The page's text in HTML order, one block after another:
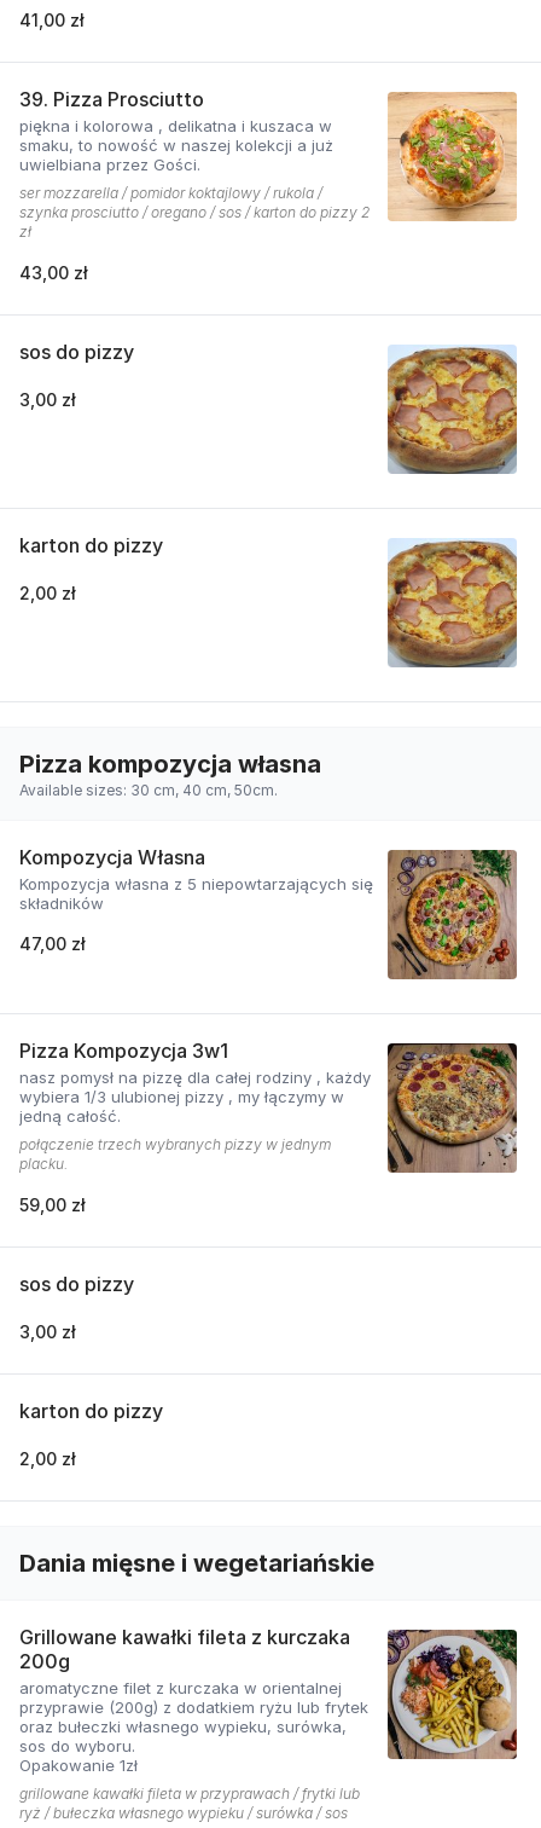
grillowanego boczku. Jest to pizza dla
boją się poznawać nowych połączeń.
41,00 zł
39. Pizza Prosciutto
piękna i kolorowa , delikatna i kuszaca w
smaku, to nowość w naszej kolekcji a już
uwielbiana przez Gości.
ser mozzarella / pomidor koktajlowy / rukola /
szynka prosciutto / oregano / sos / karton do pizzy 2
zł
43,00 zł
sos do pizzy
3,00 zł
karton do pizzy
2,00 zł
Pizza kompozycja własna
Available sizes: 30 cm, 40 cm, 50cm.
Kompozycja Własna
Kompozycja własna z 5 niepowtarzających się
składników
47,00 zł
Pizza Kompozycja 3w1
nasz pomysł na pizzę dla całej rodziny , każdy
wybiera 1/3 ulubionej pizzy , my łączymy w
jedną całość.
połączenie trzech wybranych pizzy w jednym
placku.
59,00 zł
sos do pizzy
3,00 zł
karton do pizzy
2,00 zł
Dania mięsne i wegetariańskie
Grillowane kawałki fileta z kurczaka
200g
aromatyczne filet z kurczaka w orientalnej
przyprawie (200g) z dodatkiem ryżu lub frytek
oraz bułeczki własnego wypieku, surówka,
sos do wyboru.
Opakowanie 1zł
grillowane kawałki fileta w przyprawach / frytki lub
ryż / bułeczka własnego wypieku / surówka / sos